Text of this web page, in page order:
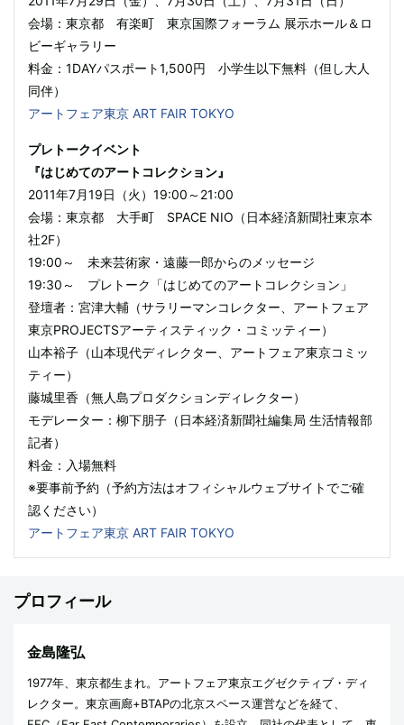
会場：東京都 有楽町 東京国際フォーラム 展示ホール＆ロ
ビーギャラリー
料金：1DAYパスポート1,500円 小学生以下無料（但し大人
同伴）
アートフェア東京 ART FAIR TOKYO
プレトークイベント
『はじめてのアートコレクション』
2011年7月19日（火）19:00～21:00
会場：東京都 大手町 SPACE NIO（日本経済新聞社東京本
社2F）
19:00～ 未来芸術家・遠藤一郎からのメッセージ
19:30～ プレトーク「はじめてのアートコレクション」
登壇者：宮津大輔（サラリーマンコレクター、アートフェア
東京PROJECTSアーティスティック・コミッティー）
山本裕子（山本現代ディレクター、アートフェア東京コミッ
ティー）
藤城里香（無人島プロダクションディレクター）
モデレーター：柳下朋子（日本経済新聞社編集局 生活情報部
記者）
料金：入場無料
※要事前予約（予約方法はオフィシャルウェブサイトでご確
認ください）
アートフェア東京 ART FAIR TOKYO
プロフィール
金島隆弘
1977年、東京都生まれ。アートフェア東京エグゼクティブ・ディ
レクター。東京画廊+BTAPの北京スペース運営などを経て、